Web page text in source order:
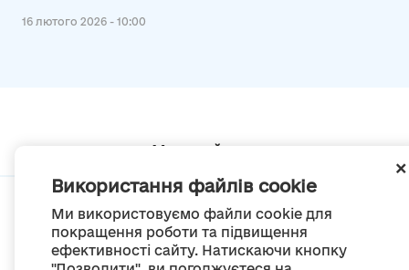
Використання файлів cookie
Ми використовуємо файли cookie для
покращення роботи та підвищення
ефективності сайту. Натискаючи кнопку
16 лютого 2026 - 10:00
Мапа сайту
© Портал «Децентралізація», 2022